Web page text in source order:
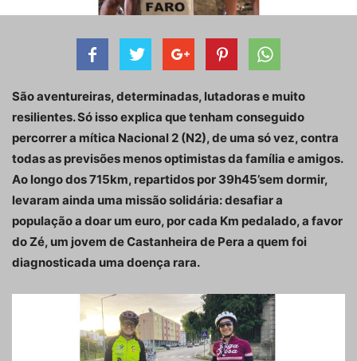
São aventureiras, determinadas, lutadoras e muito
resilientes. Só isso explica que tenham conseguido
percorrer a mítica Nacional 2 (N2), de uma só vez, contra
todas as previsões menos optimistas da família e amigos.
Ao longo dos 715km, repartidos por 39h45’sem dormir,
levaram ainda uma missão solidária: desafiar a
população a doar um euro, por cada Km pedalado, a favor
do Zé, um jovem de Castanheira de Pera a quem foi
diagnosticada uma doença rara.